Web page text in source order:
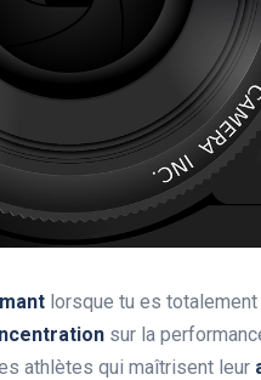
lorsque tu es totalement
sur la
athlètes qui maîtrisent leur